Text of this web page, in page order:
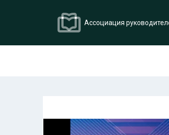
Ассоциация